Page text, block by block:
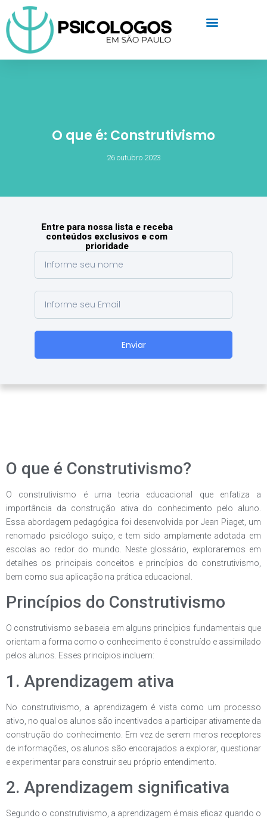
O que é: Construtivismo
26 outubro 2023
Enviar
Entre para nossa lista e receba
conteúdos exclusivos e com
prioridade
O que é Construtivismo?
O construtivismo é uma teoria educacional que enfatiza a
importância da construção ativa do conhecimento pelo aluno.
Essa abordagem pedagógica foi desenvolvida por Jean Piaget, um
renomado psicólogo suíço, e tem sido amplamente adotada em
escolas ao redor do mundo. Neste glossário, exploraremos em
detalhes os principais conceitos e princípios do construtivismo,
bem como sua aplicação na prática educacional.
Princípios do Construtivismo
O construtivismo se baseia em alguns princípios fundamentais que
orientam a forma como o conhecimento é construído e assimilado
pelos alunos. Esses princípios incluem:
1. Aprendizagem ativa
No construtivismo, a aprendizagem é vista como um processo
ativo, no qual os alunos são incentivados a participar ativamente da
construção do conhecimento. Em vez de serem meros receptores
de informações, os alunos são encorajados a explorar, questionar
e experimentar para construir seu próprio entendimento.
2. Aprendizagem significativa
Segundo o construtivismo, a aprendizagem é mais eficaz quando o